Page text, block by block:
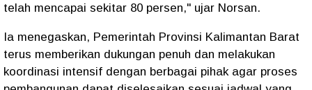
telah mencapai sekitar 80 persen," ujar Norsan.
Ia menegaskan, Pemerintah Provinsi Kalimantan Barat
terus memberikan dukungan penuh dan melakukan
koordinasi intensif dengan berbagai pihak agar proses